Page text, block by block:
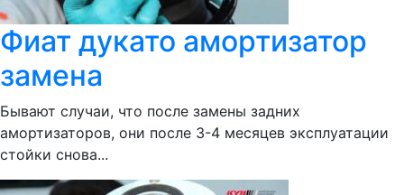
Фиат дукато амортизатор
замена
Бывают случаи, что после замены задних
амортизаторов, они после 3-4 месяцев эксплуатации
стойки снова...